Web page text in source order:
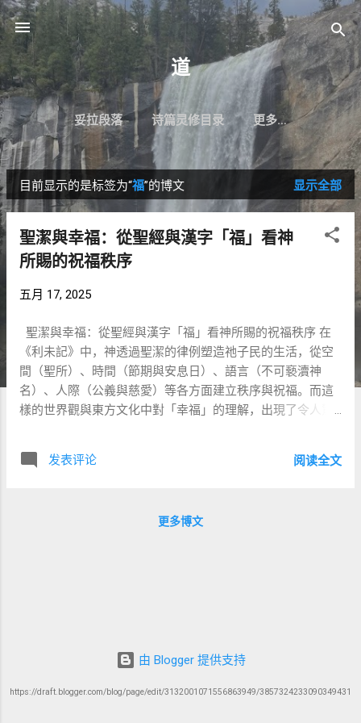
跳至主要内容
道
妥拉段落 诗篇灵修目录 更多…
博
文
目前显示的是标签为“福”的博文 显示全部
聖潔與幸福：從聖經與漢字「福」看神
所賜的祝福秩序
五月 17, 2025
聖潔與幸福：從聖經與漢字「福」看神所賜的祝福秩序 在
《利未記》中，神透過聖潔的律例塑造祂子民的生活，從空
間（聖所）、時間（節期與安息日）、語言（不可褻瀆神
名）、人際（公義與慈愛）等各方面建立秩序與祝福。而這
樣的世界觀與東方文化中對「幸福」的理解，出現了令人驚
分為左右兩部分： 左邊為「礻」（示）——是「神明」、
「一」：一家、一體、一統。 「口」：人口、一家人。
記念與感恩。 聖潔的語言 ：禁止咒詛、禁止假誓，語言承載
與貧窮人。 神應許說： 「你們若遵行我的律例...我就給你們
发表评论 阅读全文
更多博文
由 Blogger 提供支持
https://draft.blogger.com/blog/page/edit/3132001071556863949/3857324233090349431